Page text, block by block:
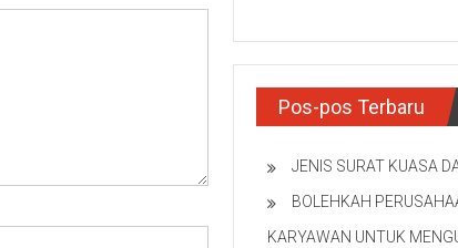
Pos-pos Terbaru
JENIS SURAT KUASA
BOLEHKAH
KARYAWAN UNTUK